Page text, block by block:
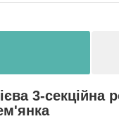
3-секційна